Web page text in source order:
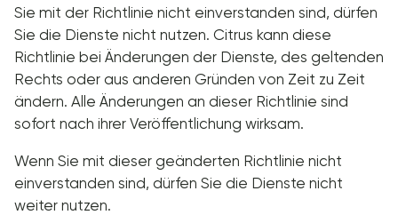
Sie mit der Richtlinie nicht einverstanden sind, dürfen
Sie die Dienste nicht nutzen. Citrus kann diese
Richtlinie bei Änderungen der Dienste, des geltenden
Rechts oder aus anderen Gründen von Zeit zu Zeit
ändern. Alle Änderungen an dieser Richtlinie sind
sofort nach ihrer Veröffentlichung wirksam.
Wenn Sie mit dieser geänderten Richtlinie nicht
einverstanden sind, dürfen Sie die Dienste nicht
weiter nutzen.